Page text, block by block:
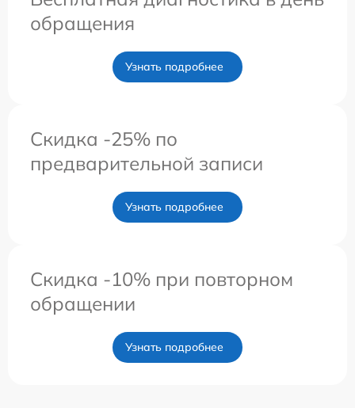
обращения
Узнать подробнее
Скидка -25% по
предварительной записи
Узнать подробнее
Скидка -10% при повторном
обращении
Узнать подробнее